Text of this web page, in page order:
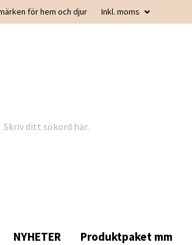
för hem och djur Inkl. moms
NYHETER Produktpaket mm